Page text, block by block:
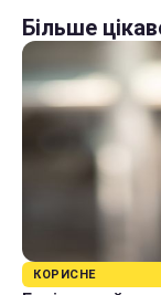
Більше
КОРИСНЕ